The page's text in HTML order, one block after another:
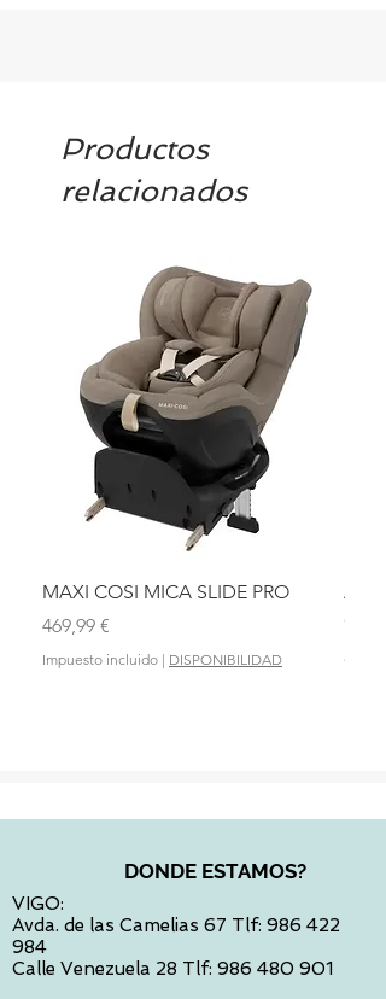
Productos
relacionados
MAXI COSI MICA SLIDE PRO
Precio
469,99 €
Impuesto incluido | DISPONIBILIDAD
DONDE ESTAMOS?
VIGO:
Avda. de las Camelias 67 Tlf: 986 422
984
Calle Venezuela 28 Tlf: 986 480 901